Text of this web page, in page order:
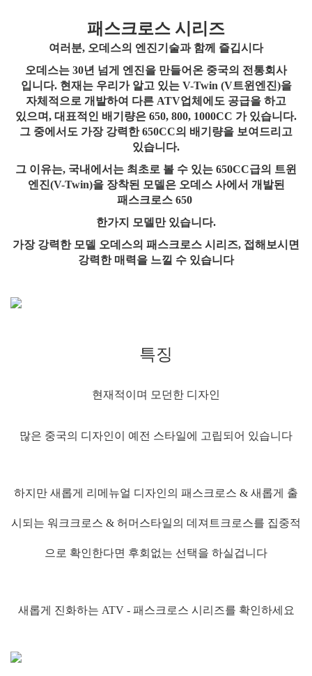
패스크로스 시리즈
여러분, 오데스의 엔진기술과 함께 즐깁시다
오데스는 30년 넘게 엔진을 만들어온 중국의 전통회사
입니다. 현재는 우리가 알고 있는V-Twin (V트윈엔진)을
자체적으로 개발하여 다른 ATV업체에도 공급을 하고
있으며, 대표적인 배기량은 650, 800, 1000CC 가 있습니다.
그 중에서도 가장 강력한650CC의 배기량을 보여드리고
있습니다.
그 이유는, 국내에서는 최초로 볼 수 있는 650CC급의 트윈
엔진(V-Twin)을 장착된 모델은 오데스 사에서 개발된
패스크로스 650
한가지
모델만 있습니다.
가장 강력한 모델 오데스의 패스크로스 시리즈, 접해보시면
강력한 매력을 느낄 수 있습니다
특징
현재적이며 모던한 디자인
많은 중국의 디자인이 예전 스타일에 고립되어 있습니다
하지만 새롭게 리메뉴얼 디자인의 패스크로스 & 새롭게 출
시되는 워크크로스 & 허머스타일의 데져트크로스를 집중적
으로 확인한다면 후회없는 선택을 하실겁니다
새롭게 진화하는 ATV - 패스크로스 시리즈를 확인하세요